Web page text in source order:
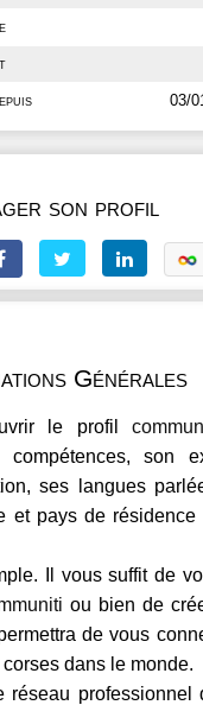
03/
son profil
Générales
le profil
son
ses langues
et pays de résidence
Il vous suffit de
ou bien de
de vous
dans le monde.
réseau professionnel